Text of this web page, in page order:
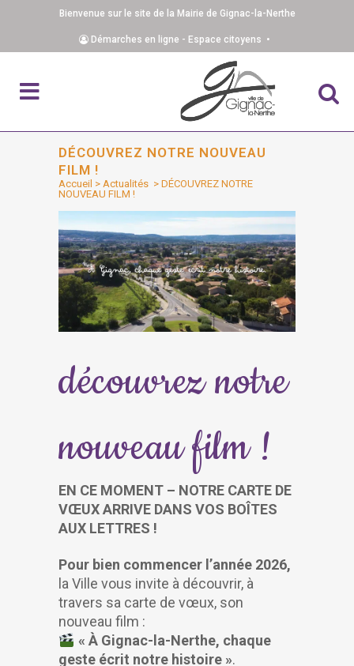
Bienvenue sur le site de la Mairie de Gignac-la-Nerthe
Démarches en ligne - Espace citoyens •
DÉCOUVREZ NOTRE NOUVEAU
FILM !
Accueil > Actualités > DÉCOUVREZ NOTRE
NOUVEAU FILM !
découvrez notre
nouveau film !
EN CE MOMENT – NOTRE CARTE DE
VŒUX ARRIVE DANS VOS BOÎTES
AUX LETTRES !
Pour bien commencer l’année 2026,
la Ville vous invite à découvrir, à
travers sa carte de vœux, son
nouveau film :
« À Gignac-la-Nerthe, chaque
geste écrit notre histoire ».